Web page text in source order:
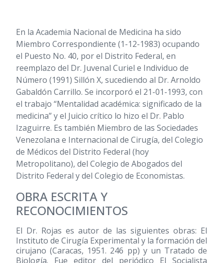
En la Academia Nacional de Medicina ha sido
Miembro Correspondiente (1-12-1983) ocupando
el Puesto No. 40, por el Distrito Federal, en
reemplazo del Dr. Juvenal Curiel e Individuo de
Número (1991) Sillón X, sucediendo al Dr. Arnoldo
Gabaldón Carrillo. Se incorporó el 21-01-1993, con
el trabajo “Mentalidad académica: significado de la
medicina” y el Juicio crítico lo hizo el Dr. Pablo
Izaguirre. Es también Miembro de las Sociedades
Venezolana e Internacional de Cirugía, del Colegio
de Médicos del Distrito Federal (hoy
Metropolitano), del Colegio de Abogados del
Distrito Federal y del Colegio de Economistas.
OBRA ESCRITA Y
RECONOCIMIENTOS
El Dr. Rojas es autor de las siguientes obras: El
Instituto de Cirugía Experimental y la formación del
cirujano (Caracas, 1951. 246 pp) y un Tratado de
Biología. Fue editor del periódico El Socialista